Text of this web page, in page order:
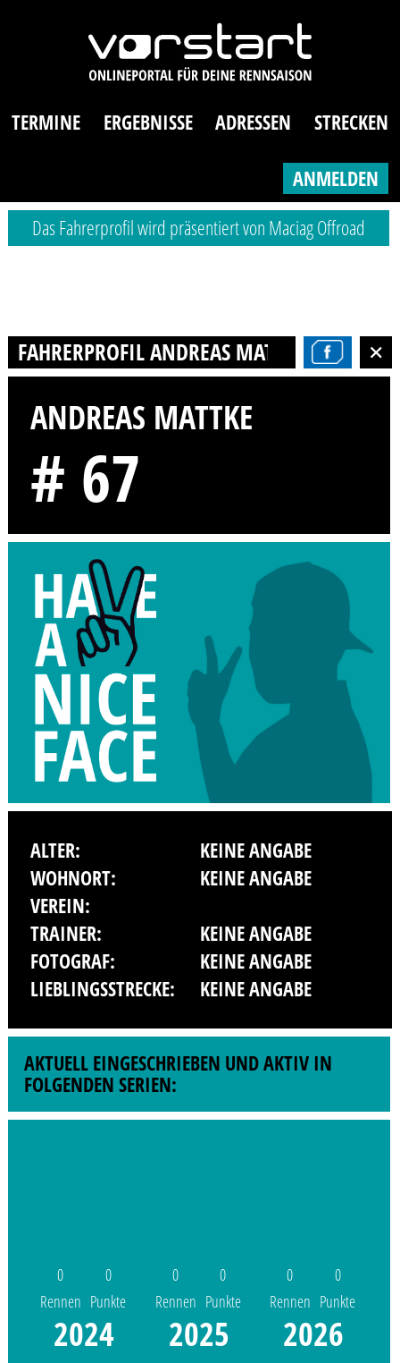
TERMINE ERGEBNISSE ADRESSEN STRECKEN
ANMELDEN
Das Fahrerprofil wird präsentiert von Maciag Offroad
FAHRERPROFIL ANDREAS MATTKE
ANDREAS MATTKE
# 67
ALTER:
KEINE ANGABE
WOHNORT:
KEINE ANGABE
VEREIN:
TRAINER:
KEINE ANGABE
FOTOGRAF:
KEINE ANGABE
LIEBLINGSSTRECKE:
KEINE ANGABE
AKTUELL EINGESCHRIEBEN UND AKTIV IN
FOLGENDEN SERIEN:
0
Rennen
0
Punkte
2024
0
Rennen
0
Punkte
2025
0
Rennen
0
Punkte
2026